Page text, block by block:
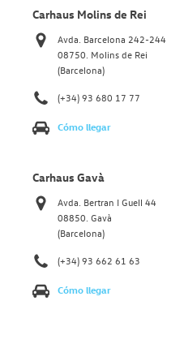
Carhaus Molins de Rei
Avda. Barcelona 242-244
08750. Molins de Rei
(Barcelona)
(+34) 93 680 17 77
Cómo llegar
Carhaus Gavà
Avda. Bertran I Guell 44
08850. Gavà
(Barcelona)
(+34) 93 662 61 63
Cómo llegar